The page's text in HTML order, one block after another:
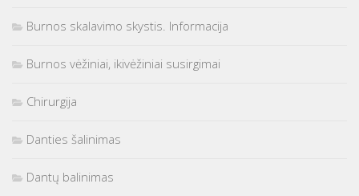
Burnos skalavimo skystis. Informacija
Burnos vėžiniai, ikivėžiniai susirgimai
Chirurgija
Danties šalinimas
Dantų balinimas